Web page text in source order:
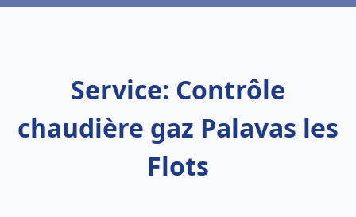
Service: Contrôle
chaudière gaz Palavas les
Flots